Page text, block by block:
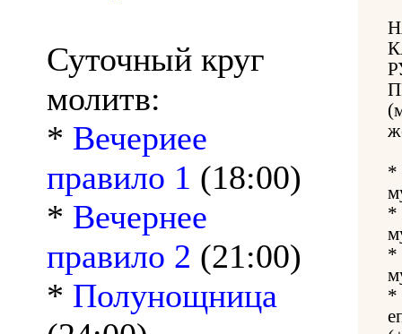
Суточный круг
молитв:
* Вечериее
правило 1 (18:00)
* Вечернее
правило 2 (21:00)
* Полунощница
*
*
*
*